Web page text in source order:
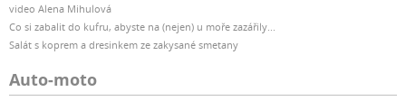
video Alena Mihulová
Co si zabalit do kufru, abyste na (nejen) u moře zazářily...
Salát s koprem a dresinkem ze zakysané smetany
Auto-moto